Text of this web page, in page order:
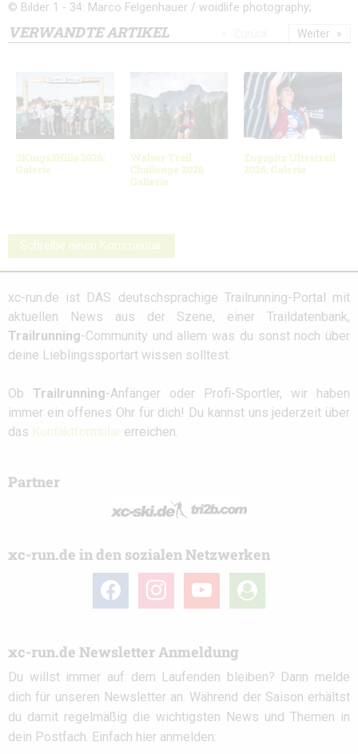
© Bilder 1 - 34: Marco Felgenhauer / woidlife photography;
VERWANDTE ARTIKEL
3Kings3Hills 2026:
Galerie
Walser Trail
Challenge 2026
Gallerie
Zugspitz Ultratrail
2026: Galerie
Weiter
Schreibe einen Kommentar
xc-run.de ist DAS deutschsprachige Trailrunning-Portal mit
aktuellen News aus der Szene, einer Traildatenbank,
Trailrunning-Community und allem was du sonst noch über
deine Lieblingssportart wissen solltest.
Ob Trailrunning-Anfänger oder Profi-Sportler, wir haben
immer ein offenes Ohr für dich! Du kannst uns jederzeit über
das Kontaktformular erreichen.
Partner
xc-run.de in den sozialen Netzwerken
facebook instagramyoutube
user-
circle
xc-run.de Newsletter Anmeldung
Du willst immer auf dem Laufenden bleiben? Dann melde
dich für unseren Newsletter an. Während der Saison erhältst
du damit regelmäßig die wichtigsten News und Themen in
dein Postfach. Einfach hier anmelden: